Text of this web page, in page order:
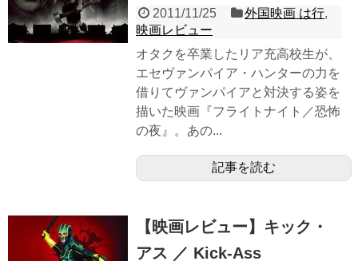
2011/11/25 外国映画 は行,
映画レビュー
オタクを卒業したリア充高校生が、
エセヴァンパイア・ハンターの力を
借りてヴァンパイアと対決する姿を
描いた映画『フライトナイト／恐怖
の夜』。あの...
記事を読む
【映画レビュー】キック・
アス ／ Kick-Ass